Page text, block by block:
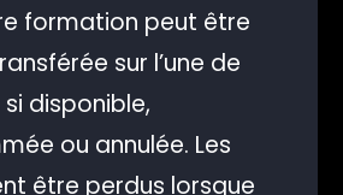
formation peut être
sur l’une de
disponible,
ou annulée. Les
être perdus lorsque